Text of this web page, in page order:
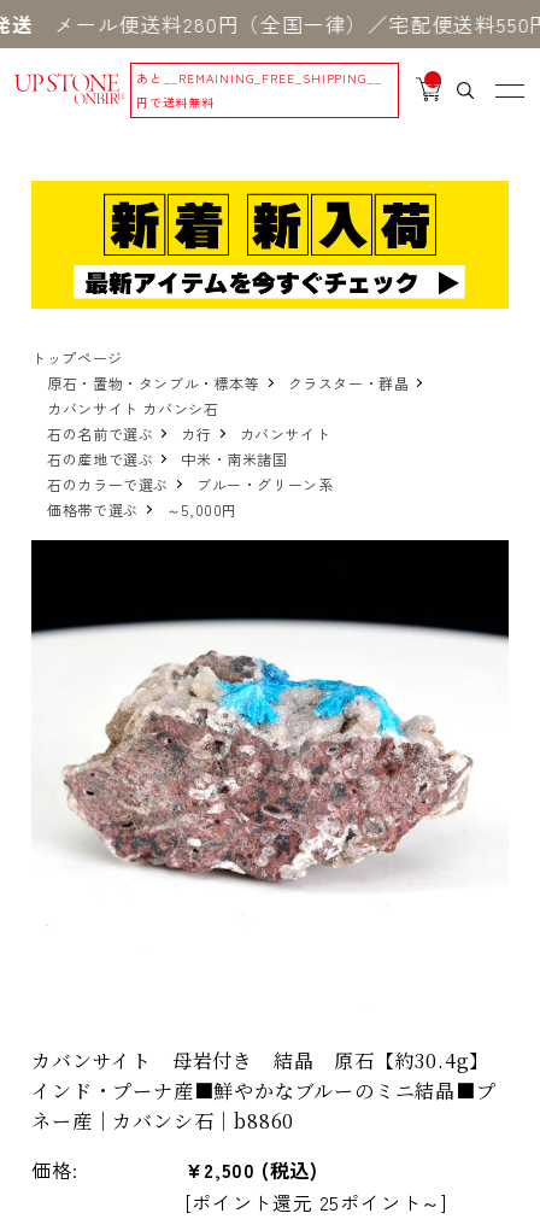
ール便送料280円（全国一律）／宅配便送料550円
あと
__REMAINING_FREE_SHIPPING__
円で送料無料
__
IT
_
トップページ
原石・置物・タンブル・標本等
クラスター・群晶
カバンサイト カバンシ石
石の名前で選ぶ
カ行
カバンサイト
石の産地で選ぶ
中米・南米諸国
石のカラーで選ぶ
ブルー・グリーン系
価格帯で選ぶ
～5,000円
カバンサイト 母岩付き 結晶 原石【約30.4g】
インド・プーナ産■鮮やかなブルーのミニ結晶■プ
ネー産｜カバンシ石｜b8860
価格: ¥2,500 (税込)
[ポイント還元 25ポイント～]